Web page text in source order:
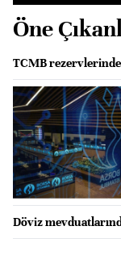
Öne
TCMB rezervlerinde
Döviz